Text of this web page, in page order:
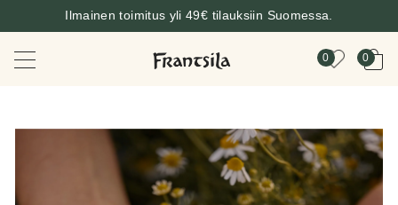
Ilmainen toimitus yli 49€ tilauksiin Suomessa.
0 0